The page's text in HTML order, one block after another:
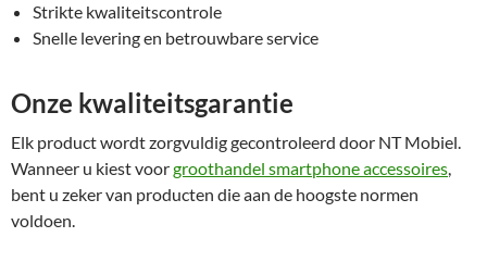
Strikte kwaliteitscontrole
Snelle levering en betrouwbare service
Onze kwaliteitsgarantie
Elk product wordt zorgvuldig gecontroleerd door NT Mobiel.
Wanneer u kiest voorgroothandel smartphone accessoires,
bent u zeker van producten die aan de hoogste normen
voldoen.